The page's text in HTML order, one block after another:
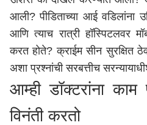
आली? पीडिताच्या आई वडिलांना
आणि त्याच रात्री हॉस्पिटलवर
करत होते? क्राईम सीन सुरक्षित
अशा प्रश्नांची सरबत्तीच
आम्ही डॉक्टरांना
विनंती करतो